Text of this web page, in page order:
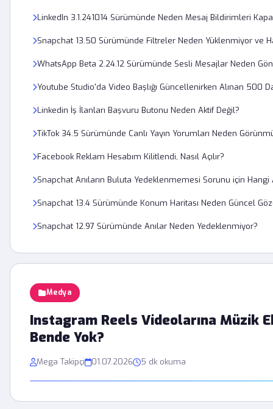
Medya
Instagram Reels Videolarına Müzik
Bende Yok?
Mega Takipçi 01.07.2026 5 dk okuma
LinkedIn 3.1.241014 Sürümünde Neden Mesaj Bildirimleri
Snapchat 13.50 Sürümünde Filtreler Neden Yüklenmiyor ve
WhatsApp Beta 2.24.12 Sürümünde Sesli Mesajlar Neden
Youtube Studio'da Video Başlığı Güncellenirken Alınan 500
Linkedin İş İlanları Başvuru Butonu Neden Aktif Değil?
TikTok 34.5 Sürümünde Canlı Yayın Yorumları Neden
Facebook Reklam Hesabım Kilitlendi, Nasıl Açılır?
Snapchat Anıların Buluta Yedeklenmemesi Sorunu için
Snapchat 13.4 Sürümünde Konum Haritası Neden Güncel
Snapchat 12.97 Sürümünde Anılar Neden Yedeklenmiyor?